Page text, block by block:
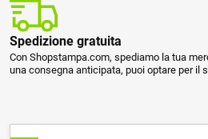
Spedizione gratuita
Con Shopstampa.com, spediamo la tua
una consegna anticipata, puoi optare per il